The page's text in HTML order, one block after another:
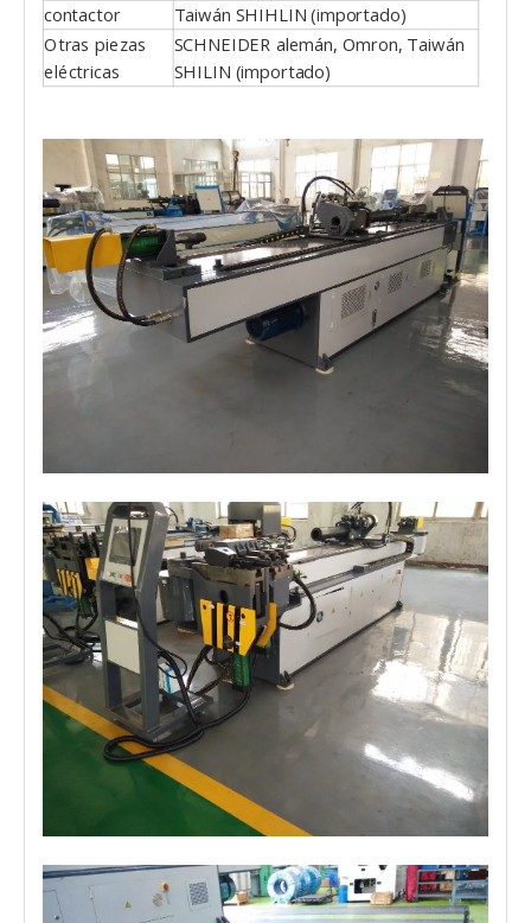
contactor
Taiwán SHIHLIN (importado)
Otras piezas
eléctricas
SCHNEIDER alemán, Omron, Taiwán
SHILIN (importado)